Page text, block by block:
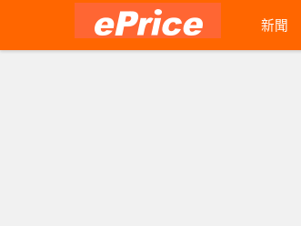
新聞